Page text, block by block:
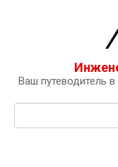
Ваш путеводитель
Поиск: